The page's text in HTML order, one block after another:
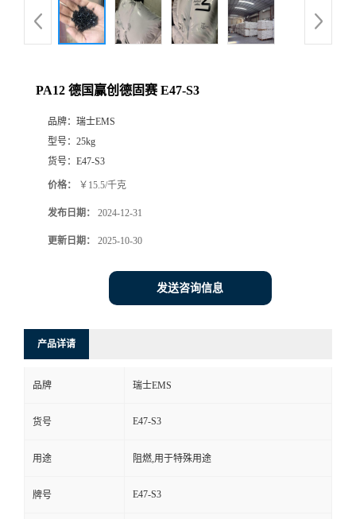
PA12 德国赢创德固赛 E47-S3
品牌： 瑞士EMS
型号： 25kg
货号： E47-S3
价格： ￥15.5/千克
发布日期： 2024-12-31
更新日期： 2025-10-30
发送咨询信息
产品详请
品牌 瑞士EMS
货号 E47-S3
用途 阻燃,用于特殊用途
牌号 E47-S3